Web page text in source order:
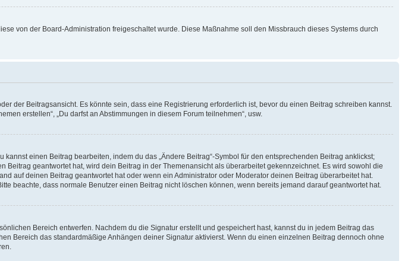
von der Board-Administration freigeschaltet wurde. Diese Maßnahme soll den Missbrauch dieses Systems durch
der Beitragsansicht. Es könnte sein, dass eine Registrierung erforderlich ist, bevor du einen Beitrag schreiben kannst.
erstellen“, „Du darfst an Abstimmungen in diesem Forum teilnehmen“, usw.
einen Beitrag bearbeiten, indem du das „Ändere Beitrag“-Symbol für den entsprechenden Beitrag anklickst;
geantwortet hat, wird dein Beitrag in der Themenansicht als überarbeitet gekennzeichnet. Es wird sowohl die
auf deinen Beitrag geantwortet hat oder wenn ein Administrator oder Moderator deinen Beitrag überarbeitet hat.
beachte, dass normale Benutzer einen Beitrag nicht löschen können, wenn bereits jemand darauf geantwortet hat.
Bereich entwerfen. Nachdem du die Signatur erstellt und gespeichert hast, kannst du in jedem Beitrag das
Bereich das standardmäßige Anhängen deiner Signatur aktivierst. Wenn du einen einzelnen Beitrag dennoch ohne